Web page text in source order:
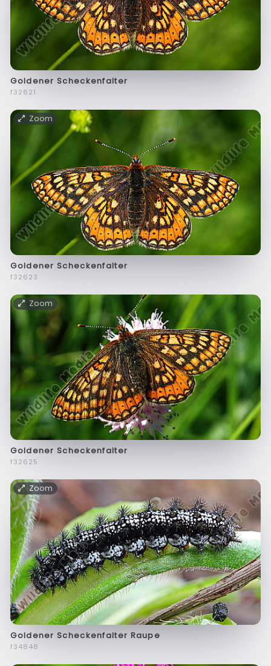
Goldener Scheckenfalter
f32621
Zoom
Goldener Scheckenfalter
f32623
Zoom
Goldener Scheckenfalter
f32625
Zoom
Goldener Scheckenfalter Raupe
f34848